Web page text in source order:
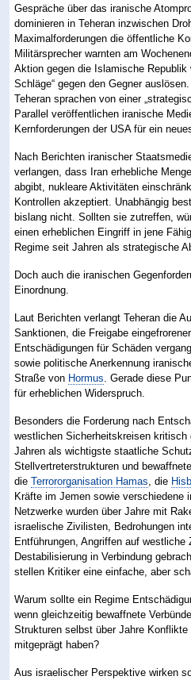
Gespräche über das iranische
dominieren in Teheran inzwischen
Maximalforderungen die öffentliche
Militärsprecher warnten am
Aktion gegen die Islamische Republik
Schläge“ gegen den Gegner
Teheran sprachen von einer
Parallel veröffentlichen iranische
Kernforderungen der USA für ein
Nach Berichten iranischer
verlangen, dass Iran erhebliche
abgibt, nukleare Aktivitäten
Kontrollen akzeptiert. Unabhängig
bislang nicht. Sollten sie zutreffen,
einen erheblichen Eingriff in jene
Regime seit Jahren als strategische
Doch auch die iranischen
Einordnung.
Laut Berichten verlangt Teheran die
Sanktionen, die Freigabe
Entschädigungen für Schäden
sowie politische Anerkennung
Straße von Hormus . Gerade diese
für erheblichen Widerspruch.
Besonders die Forderung nach
westlichen Sicherheitskreisen
Jahren als wichtigste staatliche
Stellvertreterstrukturen und
dieTerrororganisation Hamas , die
Kräfte im Jemen sowie verschiedene
Netzwerke wurden über Jahre mit
israelische Zivilisten, Bedrohungen
Entführungen, Angriffen auf westliche
Destabilisierung in Verbindung
stellen Kritiker eine einfache, aber
Warum sollte ein Regime
wenn gleichzeitig bewaffnete
Strukturen selbst über Jahre
mitgeprägt haben?
Aus israelischer Perspektive wirken